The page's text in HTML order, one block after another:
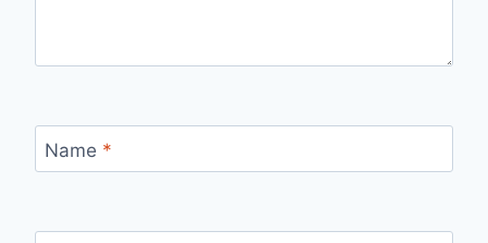
Name *